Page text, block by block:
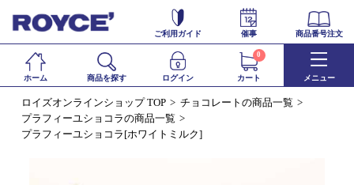
ご利用ガイド 催事 商品番号注文
ホーム 商品を探す ログイン カート
0
メニュー
ロイズオンラインショップ TOP
チョコレートの商品一覧
プラフィーユショコラの商品一覧
プラフィーユショコラ[ホワイトミルク]